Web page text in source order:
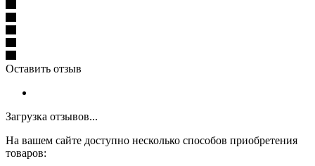
Оставить отзыв
Загрузка отзывов...
На вашем сайте доступно несколько способов приобретения
товаров: